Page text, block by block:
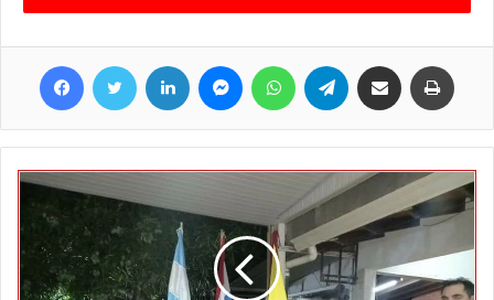
del Pre Cosquín en el Polideportivo por lo que este servicio no
estará disponible en ese lugar, pero para ir manejando horarios,
de lunes a jueves las atenciones son de 07 a 12 y de 14 a 19
hs. mientras que los viernes las atenciones son de 07 a 12 y de
14 a 17 hs.
Y si, así como otras cosas sufrieron modificación en los
precios, también este servicio, por eso te dejamos la tabla de
valores actuales que podrían sufrir modificaciones más
adelante.
Facebook Twitter LinkedIn MessengerWhatsApp Telegram Compartir por correo electrónico